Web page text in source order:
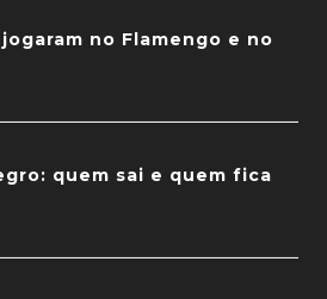
no Flamengo e no
quem sai e quem fica